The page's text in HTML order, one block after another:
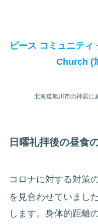
ピース コミュニテ
Church (
北海道旭川市の神居に
日曜礼拝後の昼食
コロナに対する対策
を見合わせていました
します。身体的距離